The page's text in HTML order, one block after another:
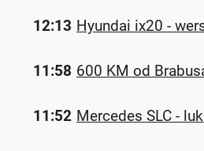
12:13 Hyundai ix20 -
11:58 600 KM od
11:52 Mercedes SLC -